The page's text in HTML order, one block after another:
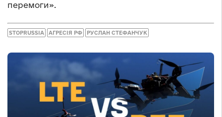
перемоги».
STOPRUSSIA АГРЕСІЯ РФ РУСЛАН СТЕФАНЧУК